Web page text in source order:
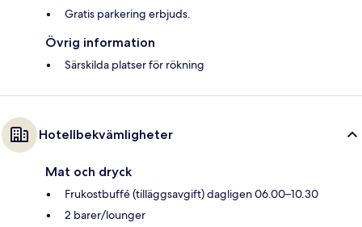
Gratis parkering erbjuds.
Övrig information
Särskilda platser för rökning
Hotellbekvämligheter
Mat och dryck
Frukostbuffé (tilläggsavgift) dagligen 06.00–10.30
2 barer/lounger